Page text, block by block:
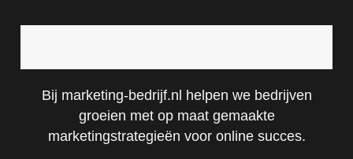
Bij marketing-bedrijf.nl helpen we bedrijven
groeien met op maat gemaakte
marketingstrategieën voor online succes.